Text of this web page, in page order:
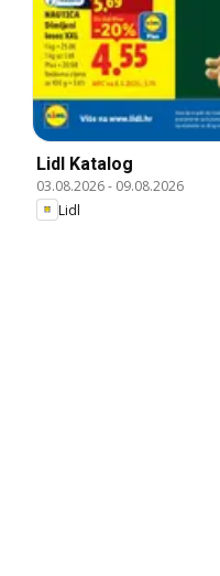
Lidl Katalog
03.08.2026- 09.08.2026
Lidl